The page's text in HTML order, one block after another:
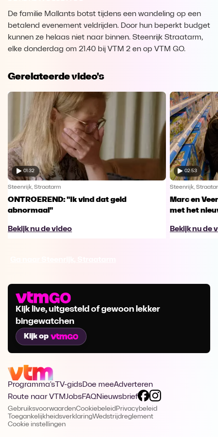
De familie Mallants botst tijdens een wandeling op een
betalend evenement veldrijden. Door hun beperkt budget
kunnen ze helaas niet naar binnen. Steenrijk Straatarm,
elke donderdag om 21.40 bij VTM 2 en op VTM GO.
Gerelateerde video's
01:32
Steenrijk, Straatarm
ONTROEREND: "Ik vind dat geld
abnormaal"
Bekijk nu de video
02:53
Steenrijk,
Marc en
met het
Bekijk nu de
Kijk live, uitgesteld of gewoon lekker
bingewatchen
Kijk op
Programma's TV-gidsDoe meeAdverteren
Route naar VTMJobsFAQNieuwsbrief
GebruiksvoorwaardenCookiebeleid Privacybeleid
ToegankelijkheidsverklaringWedstrijdreglement
Cookie instellingen